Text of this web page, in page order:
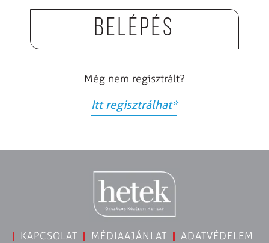
Belépés
Még nem regisztrált?
Itt regisztrálhat*
KAPCSOLAT MÉDIAAJÁNLAT
ADATVÉDELEM